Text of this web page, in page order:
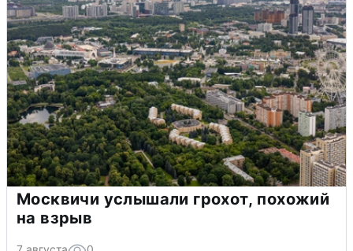
Москвичи услышали грохот, похожий
на взрыв